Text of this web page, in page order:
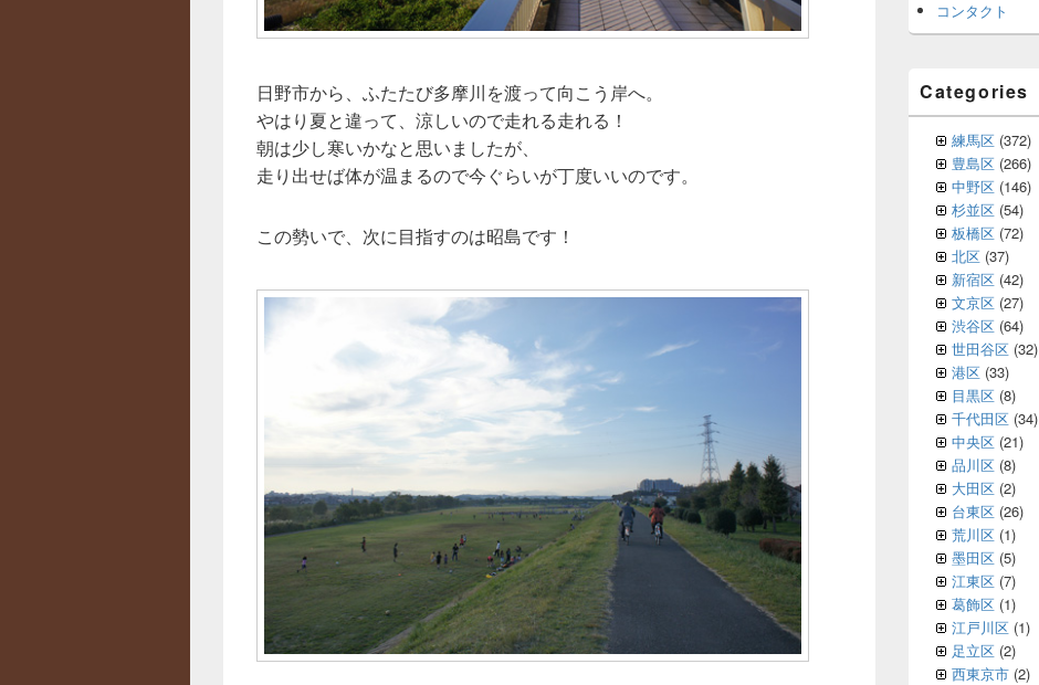
日野市から、ふたたび多摩川を渡って向こう岸へ。
やはり夏と違って、涼しいので走れる走れる！
朝は少し寒いかなと思いましたが、
走り出せば体が温まるので今ぐらいが丁度いいのです。
この勢いで、次に目指すのは昭島です！
コンタクト
Categories
練馬区 (372)
豊島区 (266)
中野区 (146)
杉並区 (54)
板橋区 (72)
北区 (37)
新宿区 (42)
文京区 (27)
渋谷区 (64)
世田谷区 (32)
港区 (33)
目黒区 (8)
千代田区 (34)
中央区 (21)
品川区 (8)
大田区 (2)
台東区 (26)
荒川区 (1)
墨田区 (5)
江東区 (7)
葛飾区 (1)
江戸川区 (1)
足立区 (2)
西東京市 (2)